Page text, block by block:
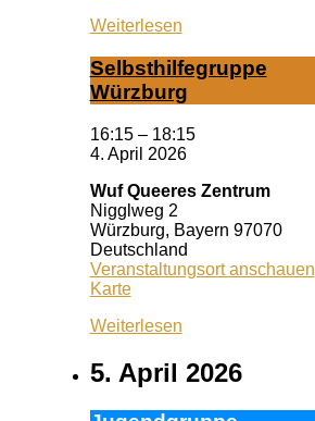
Weiterlesen
Selbst­hil­fe­grup­pe
Würz­burg
16:15 – 18:15
4. April 2026
Wuf Queeres Zentrum
Nigglweg 2
Würzburg, Bayern 97070
Deutschland
Veranstaltungsort anschauen
KarteWuf
Zentrum
Weiterlesen
5. April 2026